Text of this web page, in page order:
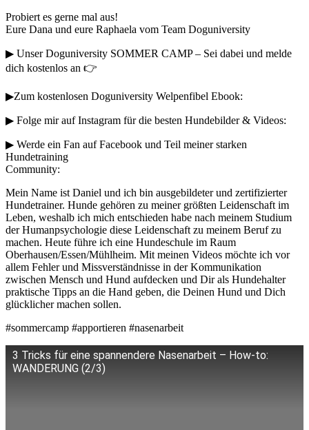
Probiert es gerne mal aus!
Eure Dana und eure Raphaela vom Team Doguniversity
▶︎ Unser Doguniversity SOMMER CAMP – Sei dabei und melde
dich kostenlos an 👉
▶︎Zum kostenlosen Doguniversity Welpenfibel Ebook:
▶︎ Folge mir auf Instagram für die besten Hundebilder & Videos:
▶︎ Werde ein Fan auf Facebook und Teil meiner starken
Hundetraining
Community:
Mein Name ist Daniel und ich bin ausgebildeter und zertifizierter
Hundetrainer. Hunde gehören zu meiner größten Leidenschaft im
Leben, weshalb ich mich entschieden habe nach meinem Studium
der Humanpsychologie diese Leidenschaft zu meinem Beruf zu
machen. Heute führe ich eine Hundeschule im Raum
Oberhausen/Essen/Mühlheim. Mit meinen Videos möchte ich vor
allem Fehler und Missverständnisse in der Kommunikation
zwischen Mensch und Hund aufdecken und Dir als Hundehalter
praktische Tipps an die Hand geben, die Deinen Hund und Dich
glücklicher machen sollen.
#sommercamp #apportieren #nasenarbeit
3 Tricks für eine spannendere Nasenarbeit – How-to:
WANDERUNG (2/3)